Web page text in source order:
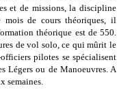
et de missions, la discipline
mois de cours théoriques, il
théorique est de 550.
de vol solo, ce qui mûrit le
pilotes se spécialisent
Légers ou de Manoeuvres. A
semaines.